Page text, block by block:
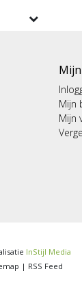
Mijn
Mijn
InStijl Media
| RSS Feed